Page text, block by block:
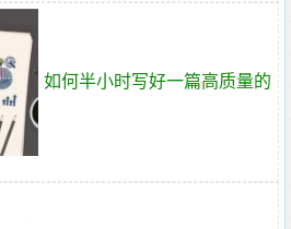
如何半小时写好一篇高质量的